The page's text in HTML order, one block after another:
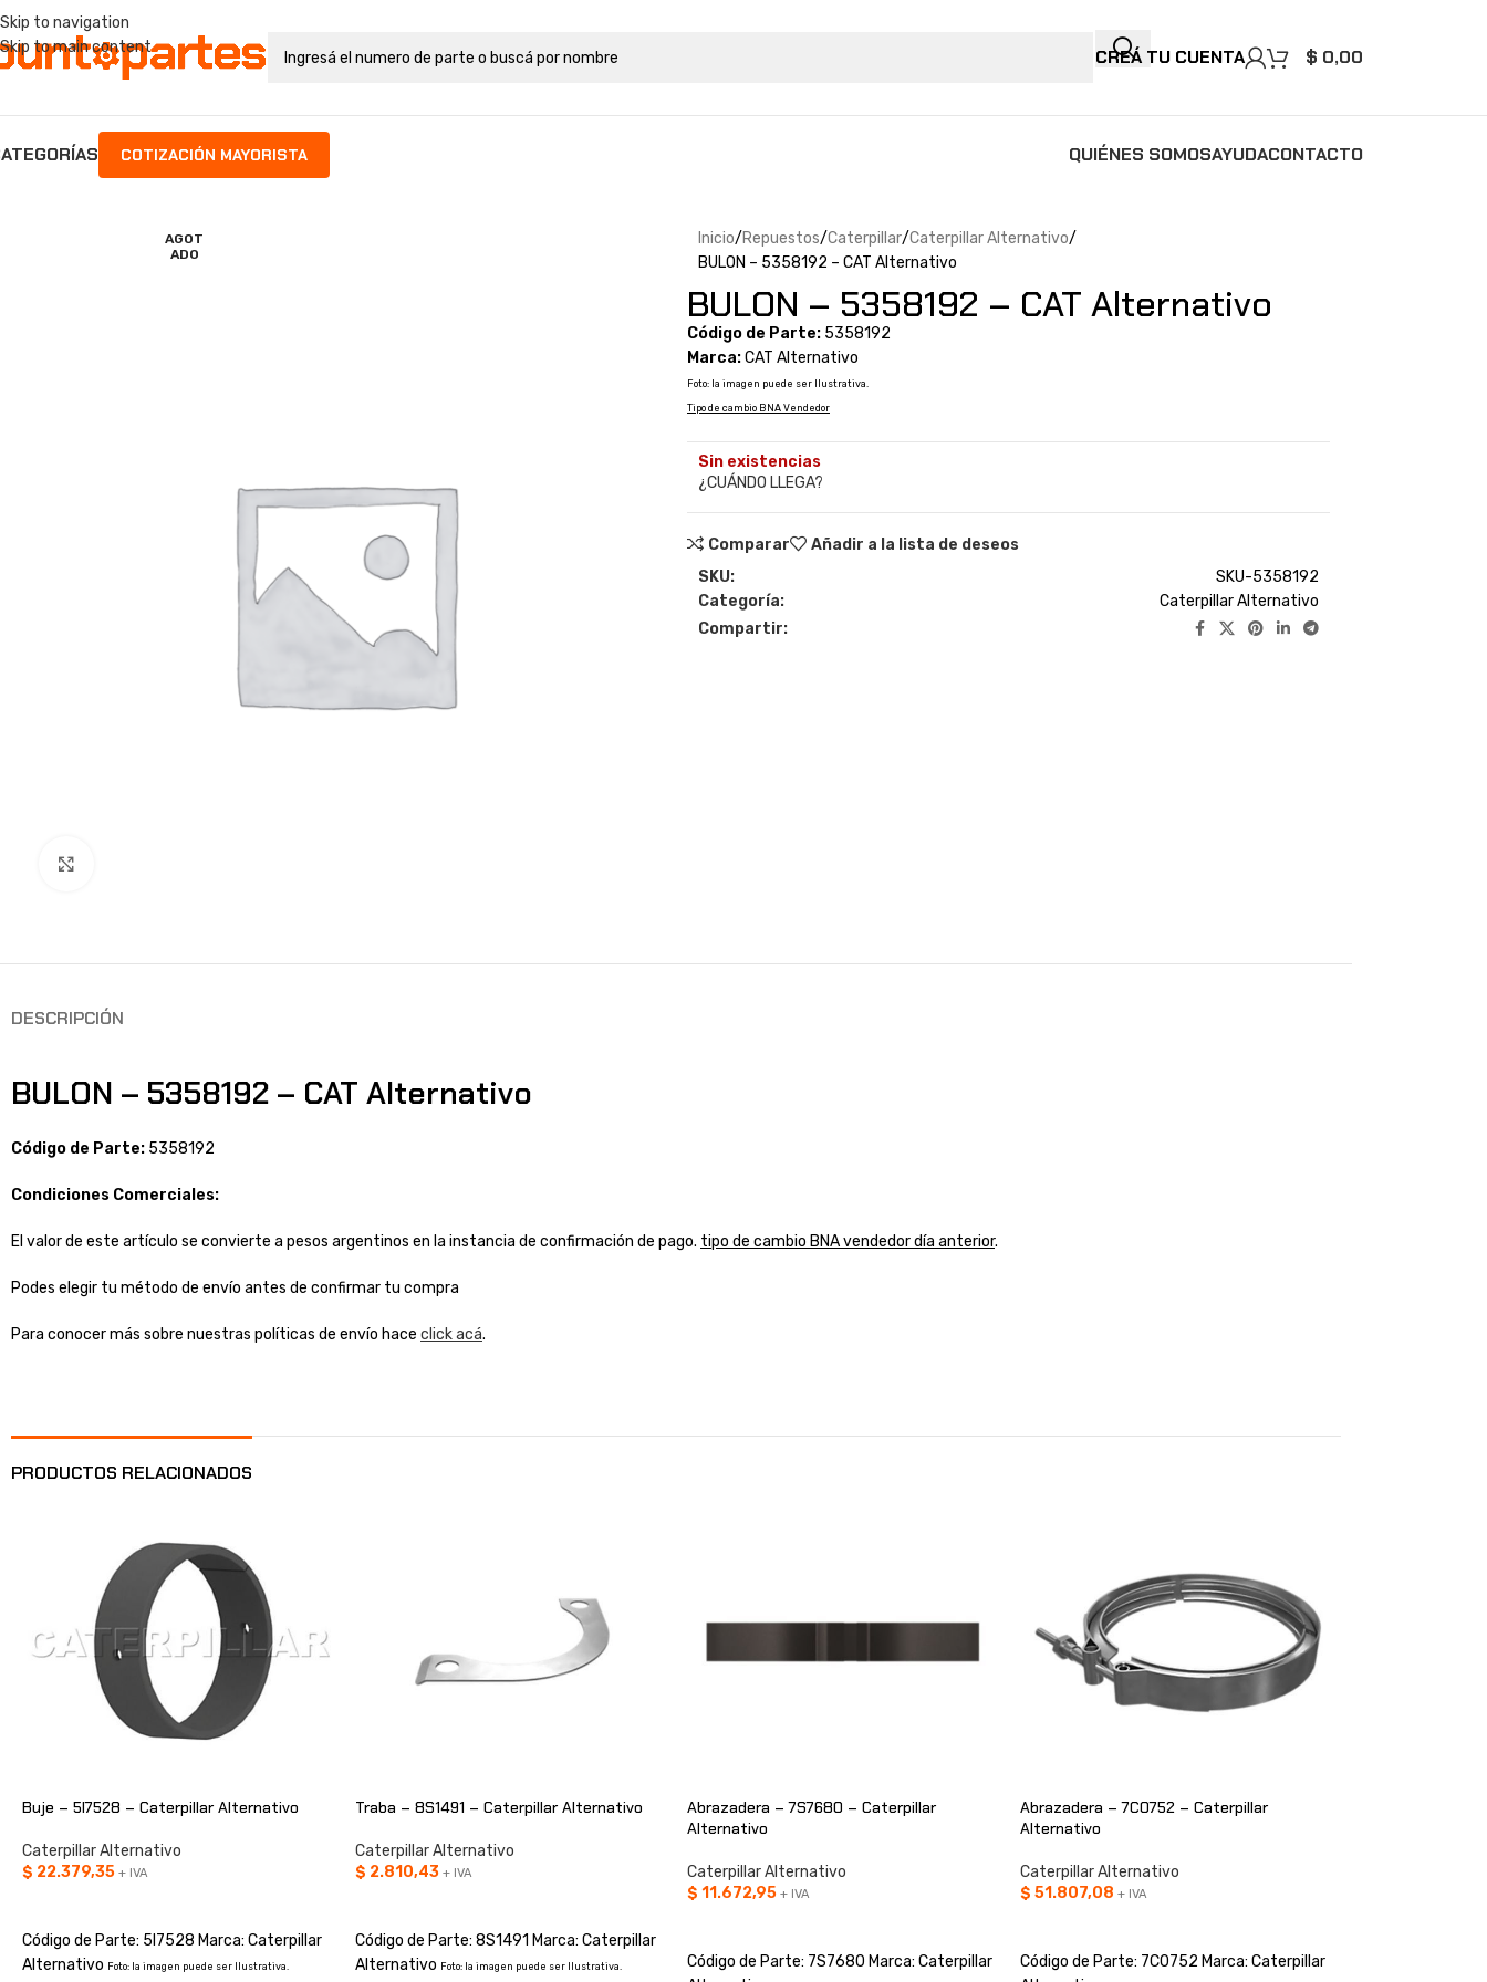
Skip to navigation
Skip to main content
CREÁ TU CUENTA $ 0,00
COTIZACIÓN MAYORISTA QUIÉNES SOMOSAYUDACONTACTO
AGOT
ADO
Inicio Repuestos Caterpillar Caterpillar Alternativo
BULON – 5358192 – CAT Alternativo
BULON – 5358192 – CAT Alternativo
Código de Parte: 5358192
Marca:CAT Alternativo
Foto: la imagen puede ser Ilustrativa.
Tipo de cambio BNA Vendedor
Sin existencias
¿CUÁNDO LLEGA?
Comparar
Añadir a la lista de deseos
SKU:
SKU-5358192
Categoría:
Caterpillar Alternativo
Compartir:
DESCRIPCIÓN
BULON – 5358192 – CAT Alternativo
Código de Parte: 5358192
Condiciones Comerciales:
El valor de este artículo se convierte a pesos argentinos en la instancia de confirmación de pago. tipo de cambio BNA vendedor día anterior.
Podes elegir tu método de envío antes de confirmar tu compra
Para conocer más sobre nuestras políticas de envío hace click acá.
PRODUCTOS RELACIONADOS
Buje – 5I7528 – Caterpillar Alternativo
Caterpillar Alternativo
$ 22.379,35 + IVA
Código de Parte: 5I7528 Marca: Caterpillar
Alternativo Foto: la imagen puede ser Ilustrativa.
Traba – 8S1491 – Caterpillar Alternativo
Caterpillar Alternativo
$ 2.810,43 + IVA
Código de Parte: 8S1491 Marca: Caterpillar
Alternativo Foto: la imagen puede ser Ilustrativa.
Abrazadera – 7S7680 – Caterpillar
Alternativo
Caterpillar Alternativo
$ 11.672,95 + IVA
Código de Parte: 7S7680 Marca: Caterpillar
Abrazadera – 7C0752 – Caterpillar
Alternativo
Caterpillar Alternativo
$ 51.807,08 + IVA
Código de Parte: 7C0752 Marca: Caterpillar